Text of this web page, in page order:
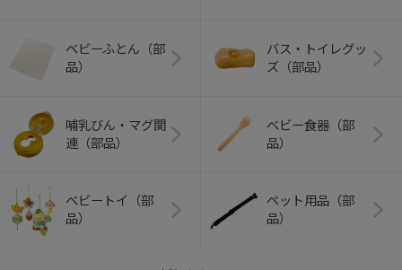
ベビーふとん（部
品）
バス・トイレグッ
ズ（部品）
哺乳びん・マグ関
連（部品）
ベビー食器（部
品）
ベビートイ（部
品）
ペット用品（部
品）